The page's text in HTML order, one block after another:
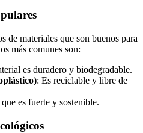
de materiales que son buenos para
más comunes son:
es duradero y biodegradable.
: Es reciclable y libre de
es fuerte y sostenible.